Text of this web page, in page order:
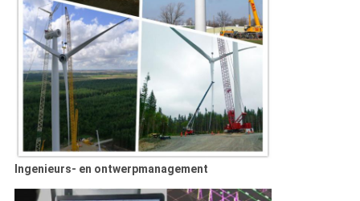
Ingenieurs- en ontwerpmanagement